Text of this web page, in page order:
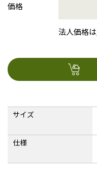
価格
法人価格は
サイズ
仕様